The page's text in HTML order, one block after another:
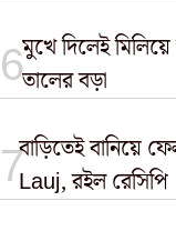
মুখে দিলেই
তালের বড়া
বাড়িতেই বানিয়ে
Lauj, রইল রেসিপি